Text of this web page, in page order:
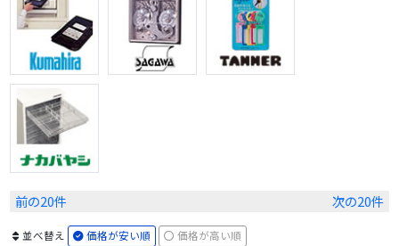
前の20件 次の20件
並べ替え 価格が安い順 価格が高い順